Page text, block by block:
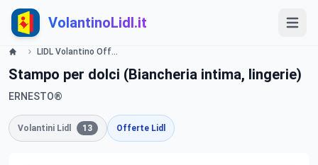
VolantinoLidl.it
LIDL Volantino Offerte e Promozioni - San Valentino - Offerte valide dal 4 febbraio 2016 Lidl
Stampo per dolci (Biancheria intima, lingerie)
ERNESTO®
Volantini Lidl 13 Offerte Lidl